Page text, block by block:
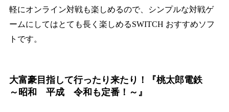
軽にオンライン対戦も楽しめるので、シンプルな対戦ゲ
ームにしてはとても長く楽しめるSWITCH おすすめソフ
トです。
大富豪目指して行ったり来たり！『桃太郎電鉄
～昭和 平成 令和も定番！～』